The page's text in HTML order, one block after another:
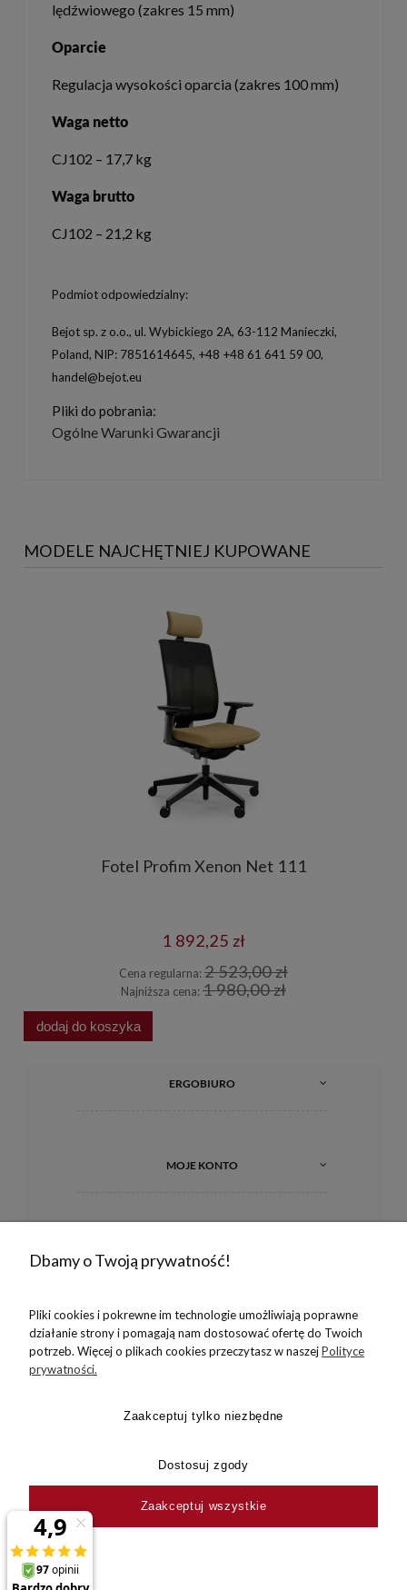
lędźwiowego (zakres 15 mm)
Oparcie
Regulacja wysokości oparcia (zakres 100 mm)
Waga netto
CJ102 – 17,7 kg
Waga brutto
CJ102 – 21,2 kg
Podmiot odpowiedzialny:
Bejot sp. z o.o., ul. Wybickiego 2A, 63-112 Manieczki,
Poland, NIP: 7851614645, +48 +48 61 641 59 00,
handel@bejot.eu
Pliki do pobrania:
Ogólne Warunki Gwarancji
MODELE NAJCHĘTNIEJ KUPOWANE
Fotel Profim Xenon Net 111
1 892,25 zł
Cena regularna: 2 523,00 zł
Najniższa cena: 1 980,00 zł
dodaj do koszyka
ERGOBIURO
MOJE KONTO
O NAS
KONTAKT
Ergobiuro.pl © 2026 Wszelkie prawa zastrzeżone
Dbamy o Twoją prywatność!
Pliki cookies i pokrewne im technologie umożliwiają poprawne
działanie strony i pomagają nam dostosować ofertę do Twoich
potrzeb. Więcej o plikach cookies przeczytasz w naszejPolityce
prywatności.
Zaakceptuj tylko niezbędne
Dostosuj zgody
Zaakceptuj wszystkie